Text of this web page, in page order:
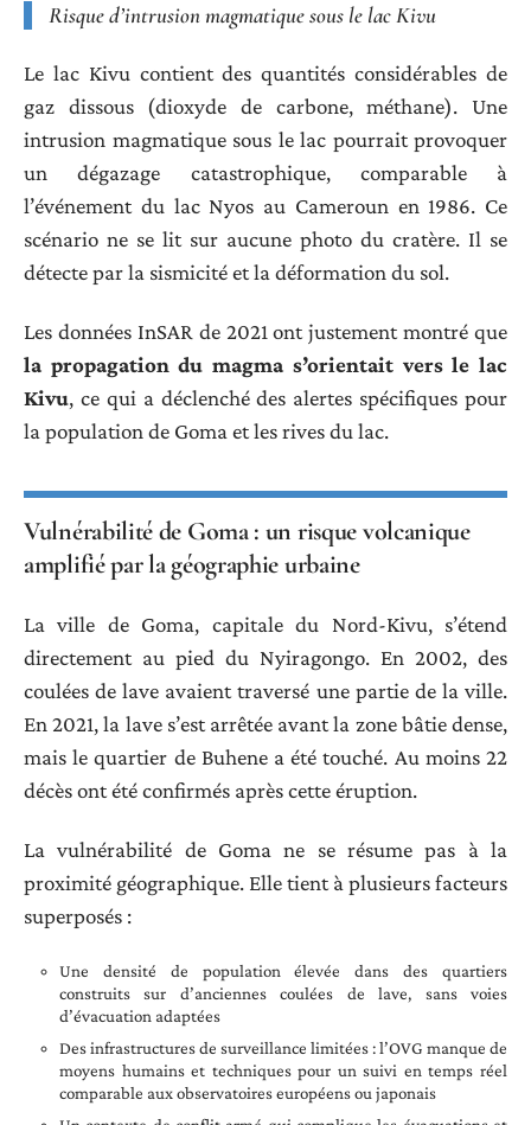
Risque d’intrusion magmatique sous le lac Kivu
Le lac Kivu contient des quantités considérables de
gaz dissous (dioxyde de carbone, méthane). Une
intrusion magmatique sous le lac pourrait provoquer
un dégazage catastrophique, comparable à
l’événement du lac Nyos au Cameroun en 1986. Ce
scénario ne se lit sur aucune photo du cratère. Il se
détecte par la sismicité et la déformation du sol.
Les données InSAR de 2021 ont justement montré que
la propagation du magma s’orientait vers le lac
Kivu, ce qui a déclenché des alertes spécifiques pour
la population de Goma et les rives du lac.
Vulnérabilité de Goma : un risque volcanique
amplifié par la géographie urbaine
La ville de Goma, capitale du Nord-Kivu, s’étend
directement au pied du Nyiragongo. En 2002, des
coulées de lave avaient traversé une partie de la ville.
En 2021, la lave s’est arrêtée avant la zone bâtie dense,
mais le quartier de Buhene a été touché. Au moins 22
décès ont été confirmés après cette éruption.
La vulnérabilité de Goma ne se résume pas à la
proximité géographique. Elle tient à plusieurs facteurs
superposés :
Une densité de population élevée dans des quartiers
construits sur d’anciennes coulées de lave, sans voies
d’évacuation adaptées
Des infrastructures de surveillance limitées : l’OVG manque de
moyens humains et techniques pour un suivi en temps réel
comparable aux observatoires européens ou japonais